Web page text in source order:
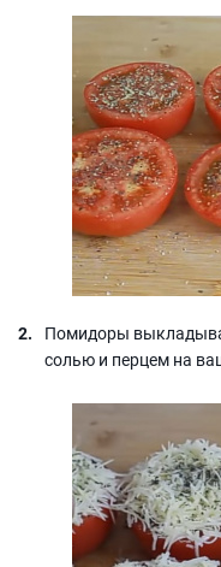
Помидоры
солью и перцем на